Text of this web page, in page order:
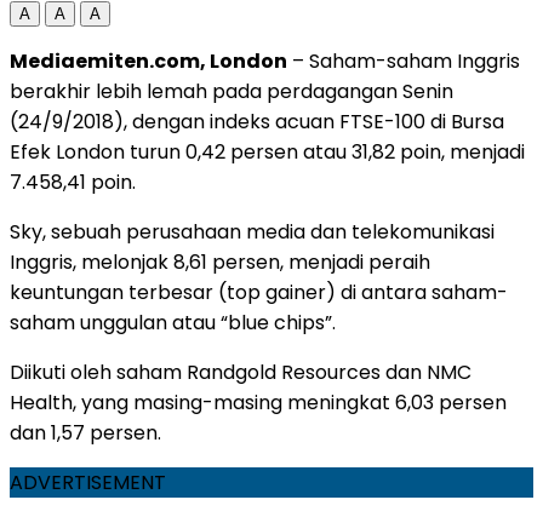
A A A
Mediaemiten.com, London – Saham-saham Inggris
berakhir lebih lemah pada perdagangan Senin
(24/9/2018), dengan indeks acuan FTSE-100 di Bursa
Efek London turun 0,42 persen atau 31,82 poin, menjadi
7.458,41 poin.
Sky, sebuah perusahaan media dan telekomunikasi
Inggris, melonjak 8,61 persen, menjadi peraih
keuntungan terbesar (top gainer) di antara saham-
saham unggulan atau “blue chips”.
Diikuti oleh saham Randgold Resources dan NMC
Health, yang masing-masing meningkat 6,03 persen
dan 1,57 persen.
ADVERTISEMENT